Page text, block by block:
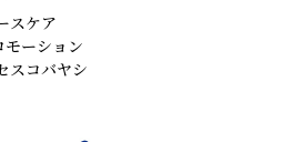
スケア
ーション
スコバヤシ